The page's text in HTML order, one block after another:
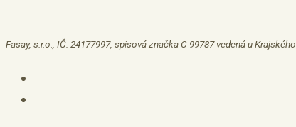
Fasay, s.r.o., IČ: 24177997, spisová značka C 99787 vedená u